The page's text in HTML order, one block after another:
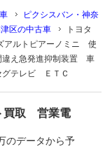
ピクシスバン・神奈
区の中古車
トヨタ
アルトピアーノミニ 使
え急発進抑制装置 車
テレビ ＥＴＣ
買取 営業電
のデータから予